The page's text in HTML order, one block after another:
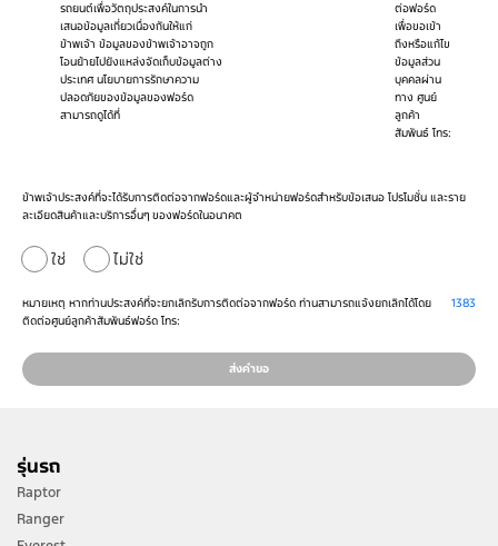
รถยนต์เพื่อวัตถุประสงค์ในการนำ
เสนอข้อมูลเกี่ยวเนื่องกันให้แก่
ข้าพเจ้า ข้อมูลของข้าพเจ้าอาจถูก
โอนย้ายไปยังแหล่งจัดเก็บข้อมูลต่าง
ประเทศ นโยบายการรักษาความ
ปลอดภัยของข้อมูลของฟอร์ด
สามารถดูได้ที่
ต่อฟอร์ด
เพื่อขอเข้า
ถึงหรือแก้ไข
ข้อมูลส่วน
บุคคลผ่าน
ทาง ศูนย์
ลูกค้า
สัมพันธ์ โทร:
ข้าพเจ้าประสงค์ที่จะได้รับการติดต่อจากฟอร์ดและผู้จำหน่ายฟอร์ดสำหรับข้อเสนอ โปรโมชั่น และราย
ละเอียดสินค้าและบริการอื่นๆ ของฟอร์ดในอนาคต
ใช่ ไม่ใช่
หมายเหตุ หากท่านประสงค์ที่จะยกเลิกรับการติดต่อจากฟอร์ด ท่านสามารถแจ้งยกเลิกได้โดย
ติดต่อศูนย์ลูกค้าสัมพันธ์ฟอร์ด โทร:
1383
ส่งคำขอ
รุ่นรถ
Raptor
Ranger